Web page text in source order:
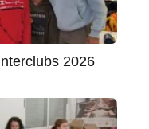
2026